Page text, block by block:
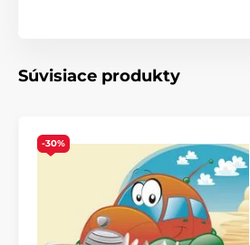
veľkosti
343x231
pásov),
(10 pásov),539x363
Súvisiace produkty
-30%